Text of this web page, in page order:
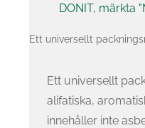
Ett universellt
Ett universellt
alifatiska,
innehåller inte